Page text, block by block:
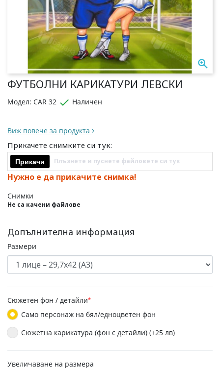

ФУТБОЛНИ КАРИКАТУРИ ЛЕВСКИ
Модел: CAR 32  Наличен
Виж повече за продукта
Прикачете снимките си тук:
Прикачи Плъзнете и пуснете файловете си тук
Нужно е да прикачите снимка!
Снимки
Не са качени файлове
Допълнителна информация
Размери
Сюжетен фон / детайли*
Само персонаж на бял/едноцветен фон
Сюжетна карикатура (фон с детайли) (+25 лв)
Увеличаване на размера